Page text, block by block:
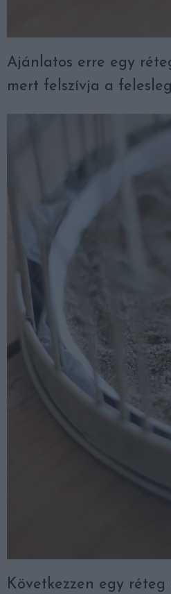
Ajánlatos erre egy
mert felszívja a
Következzen egy réteg